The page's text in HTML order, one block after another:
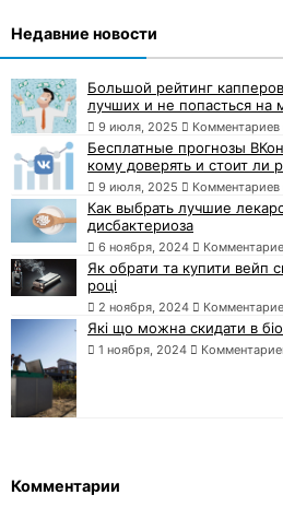
Недавние новости
Большой рейтинг
лучших и не попасться на
9 июля, 2025 Комментариев
Бесплатные прогнозы
кому доверять и стоит ли
9 июля, 2025 Комментариев
Как выбрать лучшие
дисбактериоза
6 ноября, 2024
Як обрати та купити вейп
році
2 ноября, 2024
Які що можна скидати в
1 ноября, 2024
Комментарии